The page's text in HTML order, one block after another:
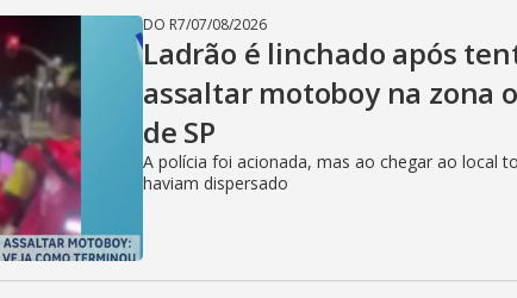
DO R7/07/08/2026
Ladrão é linchado após
assaltar motoboy na zona
de SP
A polícia foi acionada, mas ao chegar ao local
haviam dispersado